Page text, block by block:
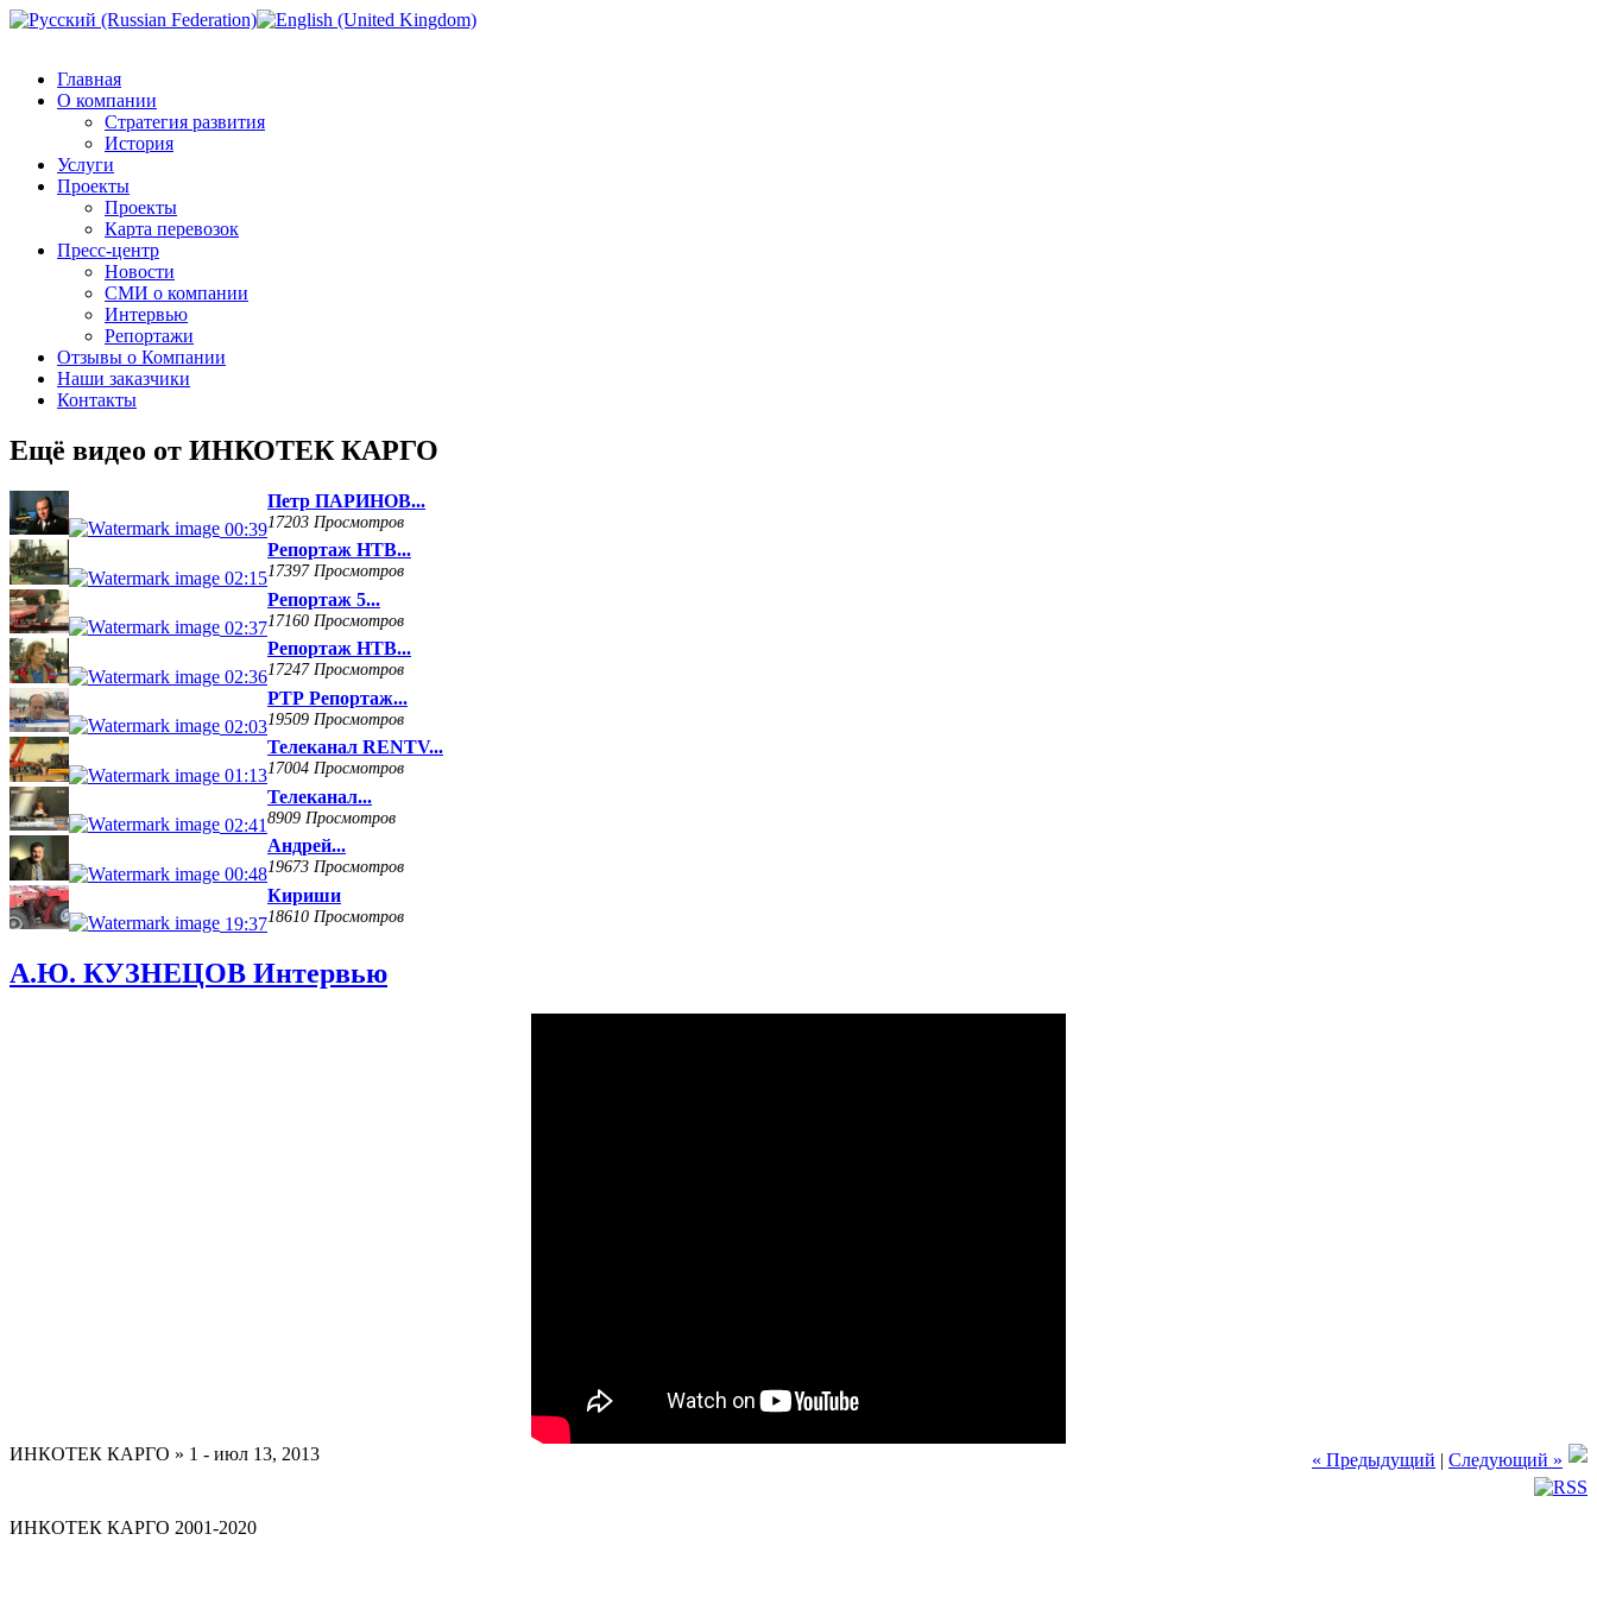
Главная
О компании
Стратегия развития
История
Услуги
Проекты
Проекты
Карта перевозок
Пресс-центр
Новости
СМИ о компании
Интервью
Репортажи
Отзывы о Компании
Наши заказчики
Контакты
Ещё видео от ИНКОТЕК КАРГО
00:39
Петр ПАРИНОВ...
17203 Просмотров
02:15
Репортаж НТВ...
17397 Просмотров
02:37
Репортаж 5...
17160 Просмотров
02:36
Репортаж НТВ...
17247 Просмотров
02:03
РТР Репортаж...
19509 Просмотров
01:13
Телеканал RENTV...
17004 Просмотров
02:41
Телеканал...
8909 Просмотров
00:48
Андрей...
19673 Просмотров
19:37
Кириши
18610 Просмотров
А.Ю. КУЗНЕЦОВ Интервью
« Предыдущий | Следующий »
ИНКОТЕК КАРГО » 1 - июл 13, 2013
ИНКОТЕК КАРГО 2001-2020